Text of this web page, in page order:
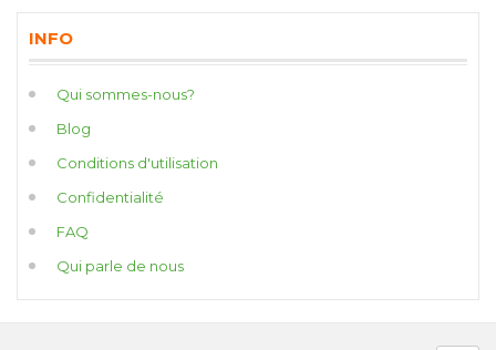
INFO
Qui sommes-nous?
Blog
Conditions d'utilisation
Confidentialité
FAQ
Qui parle de nous